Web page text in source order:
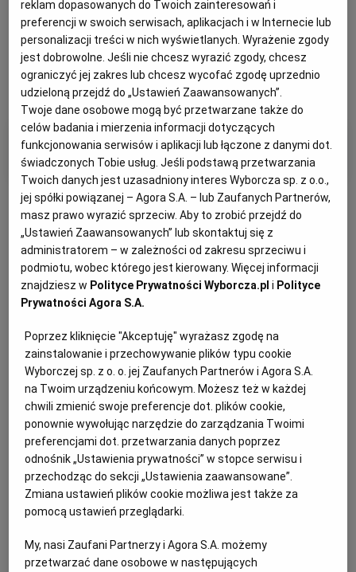
Filtry i kategorie
Otrzymuj wiadomości z najnowszymi ogłoszeniami
spełniającymi wybrane przez Ciebie kryteria.
Kat: Przetargi Miejscowość: Kielce
Sortuj wg daty: od najnowszej
Ogłoszenia standardowe
miejscowości Ługi, gmina Chmielnik
reklam dopasowanych do Twoich zainteresowań i
preferencji w swoich serwisach, aplikacjach i w Internecie lub
personalizacji treści w nich wyświetlanych. Wyrażenie zgody
jest dobrowolne. Jeśli nie chcesz wyrazić zgody, chcesz
ograniczyć jej zakres lub chcesz wycofać zgodę uprzednio
udzieloną przejdź do „Ustawień Zaawansowanych”.
Twoje dane osobowe mogą być przetwarzane także do
celów badania i mierzenia informacji dotyczących
funkcjonowania serwisów i aplikacji lub łączone z danymi dot.
świadczonych Tobie usług. Jeśli podstawą przetwarzania
Twoich danych jest uzasadniony interes Wyborcza sp. z o.o.,
jej spółki powiązanej – Agora S.A. – lub Zaufanych Partnerów,
masz prawo wyrazić sprzeciw. Aby to zrobić przejdź do
„Ustawień Zaawansowanych” lub skontaktuj się z
administratorem – w zależności od zakresu sprzeciwu i
podmiotu, wobec którego jest kierowany. Więcej informacji
znajdziesz w Polityce Prywatności Wyborcza.pl i Polityce
Prywatności Agora S.A.
Poprzez kliknięcie "Akceptuję" wyrażasz zgodę na
zainstalowanie i przechowywanie plików typu cookie
Wyborczej sp. z o. o. jej Zaufanych Partnerów i Agora S.A.
na Twoim urządzeniu końcowym. Możesz też w każdej
chwili zmienić swoje preferencje dot. plików cookie,
ponownie wywołując narzędzie do zarządzania Twoimi
preferencjami dot. przetwarzania danych poprzez
odnośnik „Ustawienia prywatności” w stopce serwisu i
przechodząc do sekcji „Ustawienia zaawansowane”.
Zmiana ustawień plików cookie możliwa jest także za
pomocą ustawień przeglądarki.
My, nasi Zaufani Partnerzy i Agora S.A. możemy
przetwarzać dane osobowe w następujących